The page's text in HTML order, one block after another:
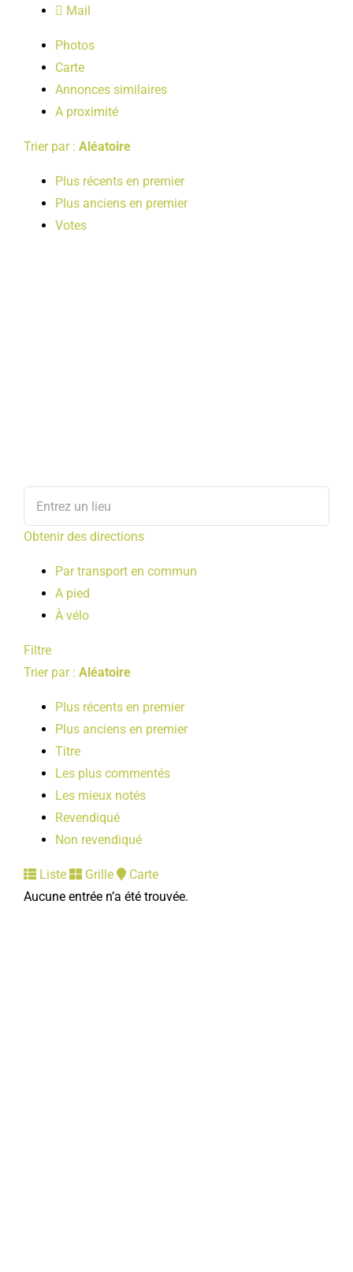
LOISIRS
PUBLICATIONS
Mail
Photos
Carte
Annonces similaires
A proximité
Trier par : Aléatoire
Plus récents en premier
Plus anciens en premier
Votes
Obtenir des directions
Par transport en commun
A pied
À vélo
Filtre
Trier par : Aléatoire
Plus récents en premier
Plus anciens en premier
Titre
Les plus commentés
Les mieux notés
Revendiqué
Non revendiqué
Liste Grille
Carte
Aucune entrée n’a été trouvée.